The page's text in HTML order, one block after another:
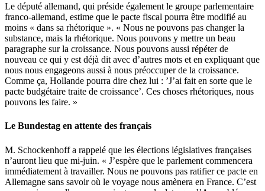
Le député allemand, qui préside également le groupe parlementaire
franco-allemand, estime que le pacte fiscal pourra être modifié au
moins « dans sa rhétorique ». « Nous ne pouvons pas changer la
substance, mais la rhétorique. Nous pouvons y mettre un beau
paragraphe sur la croissance. Nous pouvons aussi répéter de
nouveau ce qui y est déjà dit avec d’autres mots et en expliquant que
nous nous engageons aussi à nous préoccuper de la croissance.
Comme ça, Hollande pourra dire chez lui : ’J’ai fait en sorte que le
pacte budgétaire traite de croissance’. Ces choses rhétoriques, nous
pouvons les faire. »
Le Bundestag en attente des français
M. Schockenhoff a rappelé que les élections législatives françaises
n’auront lieu que mi-juin. « J’espère que le parlement commencera
immédiatement à travailler. Nous ne pouvons pas ratifier ce pacte en
Allemagne sans savoir où le voyage nous amènera en France. C’est